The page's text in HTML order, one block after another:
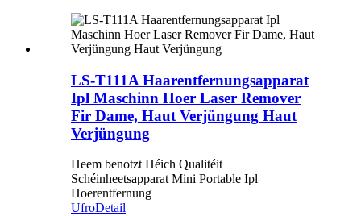
LS-T111A Haarentfernungsapparat
Ipl Maschinn Hoer Laser Remover
Fir Dame, Haut Verjüngung Haut
Verjüngung
Heem benotzt Héich Qualitéit
Schéinheetsapparat Mini Portable Ipl
Hoerentfernung
UfroDetail